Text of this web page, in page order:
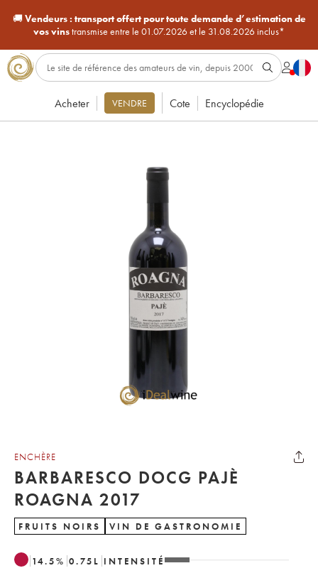
🚚Vendeurs : transport offert pour toute demande d’estimation de
vos vinstransmise entre le 01.07.2026 et le 31.08.2026 inclus*
Acheter VENDRE Cote Encyclopédie
ENCHÈRE
BARBARESCO DOCG PAJÈ
ROAGNA 2017
FRUITS NOIRS VIN DE GASTRONOMIE
14.5% 0.75 L INTENSITÉ